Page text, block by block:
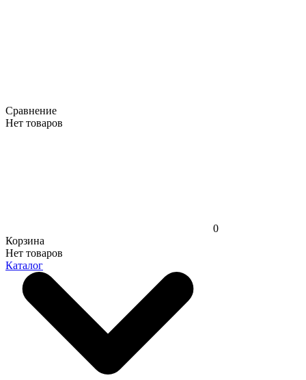
Сравнение
Нет товаров
0
Корзина
Нет товаров
Каталог